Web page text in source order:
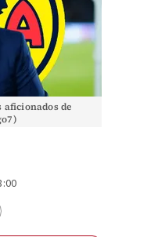
aficionados de